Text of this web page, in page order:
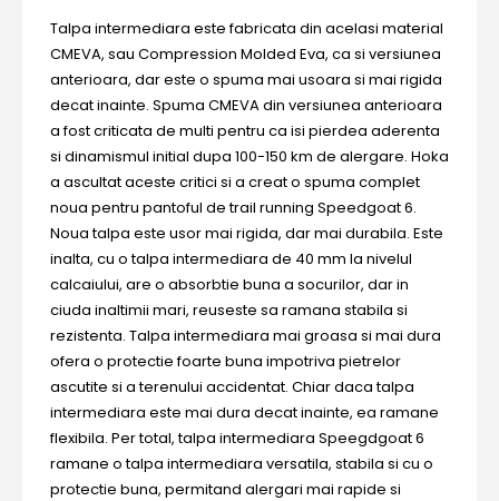
Talpa intermediara este fabricata din acelasi material
CMEVA, sau Compression Molded Eva, ca si versiunea
anterioara, dar este o spuma mai usoara si mai rigida
decat inainte. Spuma CMEVA din versiunea anterioara
a fost criticata de multi pentru ca isi pierdea aderenta
si dinamismul initial dupa 100-150 km de alergare. Hoka
a ascultat aceste critici si a creat o spuma complet
noua pentru pantoful de trail running Speedgoat 6.
Noua talpa este usor mai rigida, dar mai durabila. Este
inalta, cu o talpa intermediara de 40 mm la nivelul
calcaiului, are o absorbtie buna a socurilor, dar in
ciuda inaltimii mari, reuseste sa ramana stabila si
rezistenta. Talpa intermediara mai groasa si mai dura
ofera o protectie foarte buna impotriva pietrelor
ascutite si a terenului accidentat. Chiar daca talpa
intermediara este mai dura decat inainte, ea ramane
flexibila. Per total, talpa intermediara Speegdgoat 6
ramane o talpa intermediara versatila, stabila si cu o
protectie buna, permitand alergari mai rapide si